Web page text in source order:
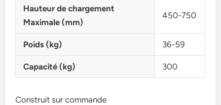
Hauteur de chargement
Maximale (mm)
450-750
Poids (kg) 36-59
Capacité (kg) 300
Construit sur commande